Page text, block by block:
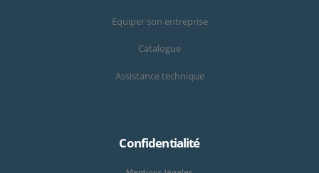
Equiper son entreprise
Catalogue
Assistance technique
Confidentialité